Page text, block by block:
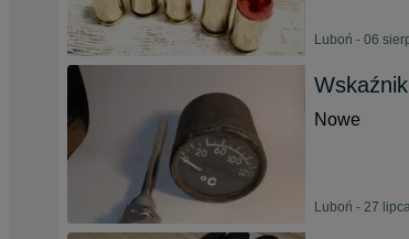
Luboń - 06
Nowe
Luboń - 27